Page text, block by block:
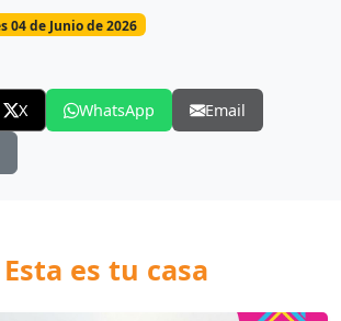
04 de Junio de 2026
X WhatsApp Email
es tu casa